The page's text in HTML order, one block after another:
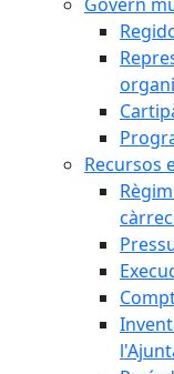
Recursos